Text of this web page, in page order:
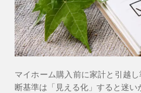
マイホーム購入前に家計と引越
断基準は「見える化」すると迷い